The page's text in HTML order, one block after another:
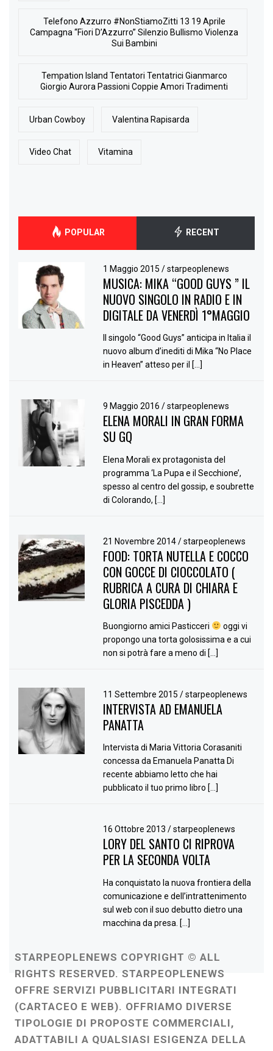
Telefono Azzurro #NonStiamoZitti 13 19 Aprile
Campagna “Fiori D’Azzurro” Silenzio Bullismo Violenza
Sui Bambini
Tempation Island Tentatori Tentatrici Gianmarco
Giorgio Aurora Passioni Coppie Amori Tradimenti
Urban Cowboy Valentina Rapisarda
Video Chat Vitamina
POPULAR RECENT
1 Maggio 2015/ starpeoplenews
MUSICA: MIKA “GOOD GUYS ” IL
NUOVO SINGOLO IN RADIO E IN
DIGITALE DA VENERDÌ 1°MAGGIO
Il singolo “Good Guys” anticipa in Italia il
nuovo album d’inediti di Mika “No Place
in Heaven” atteso per il […]
9 Maggio 2016/ starpeoplenews
ELENA MORALI IN GRAN FORMA
SU GQ
Elena Morali ex protagonista del
programma ‘La Pupa e il Secchione’,
spesso al centro del gossip, e soubrette
di Colorando, […]
21 Novembre 2014/ starpeoplenews
FOOD: TORTA NUTELLA E COCCO
CON GOCCE DI CIOCCOLATO (
RUBRICA A CURA DI CHIARA E
GLORIA PISCEDDA )
Buongiorno amici Pasticceri
oggi vi
propongo una torta golosissima e a cui
non si potrà fare a meno di […]
11 Settembre 2015/ starpeoplenews
INTERVISTA AD EMANUELA
PANATTA
Intervista di Maria Vittoria Corasaniti
concessa da Emanuela Panatta Di
recente abbiamo letto che hai
pubblicato il tuo primo libro […]
16 Ottobre 2013/ starpeoplenews
LORY DEL SANTO CI RIPROVA
PER LA SECONDA VOLTA
Ha conquistato la nuova frontiera della
comunicazione e dell’intrattenimento
sul web con il suo debutto dietro una
macchina da presa. […]
STARPEOPLENEWS COPYRIGHT © ALL
RIGHTS RESERVED. STARPEOPLENEWS
OFFRE SERVIZI PUBBLICITARI INTEGRATI
(CARTACEO E WEB). OFFRIAMO DIVERSE
TIPOLOGIE DI PROPOSTE COMMERCIALI,
ADATTABILI A QUALSIASI ESIGENZA DELLA